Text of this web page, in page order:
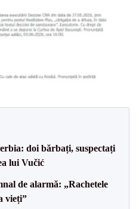
doi bărbați, suspectați
lui Vučić
de alarmă: „Rachetele
vieți”